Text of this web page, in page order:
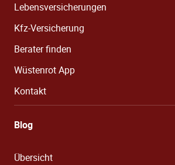
Lebensversicherungen
Kfz-Versicherung
Berater finden
Wüstenrot App
Kontakt
Blog
Übersicht